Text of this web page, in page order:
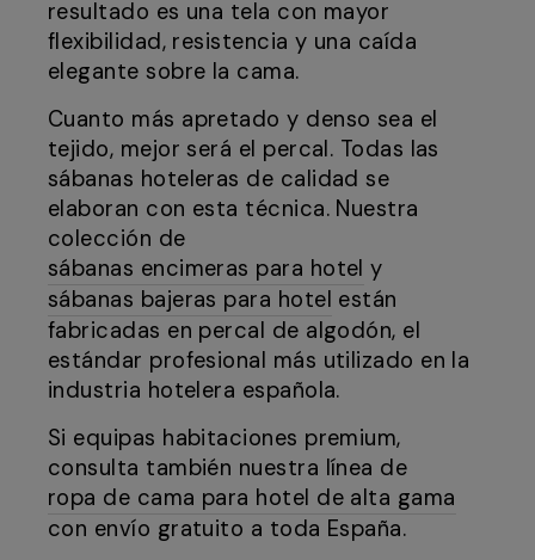
resultado es una tela con mayor
flexibilidad, resistencia y una caída
elegante sobre la cama.
Cuanto más apretado y denso sea el
tejido, mejor será el percal. Todas las
sábanas hoteleras de calidad se
elaboran con esta técnica. Nuestra
colección de
sábanas encimeras para hotel y
sábanas bajeras para hotel están
fabricadas en percal de algodón, el
estándar profesional más utilizado en la
industria hotelera española.
Si equipas habitaciones premium,
consulta también nuestra línea de
ropa de cama para hotel de alta gama
con envío gratuito a toda España.